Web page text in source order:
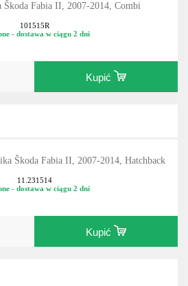
Škoda Fabia II, 2007-2014, Combi
101515R
- dostawa w ciągu 2 dni
Kupić
Škoda Fabia II, 2007-2014, Hatchback
11.231514
- dostawa w ciągu 2 dni
Kupić